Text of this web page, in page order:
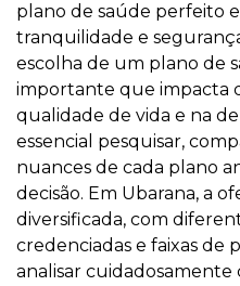
plano de saúde perfeito
tranquilidade e
escolha de um plano de
importante que impacta
qualidade de vida e na de
essencial pesquisar,
nuances de cada plano
decisão. Em Ubarana, a
diversificada, com
credenciadas e faixas de
analisar cuidadosamente